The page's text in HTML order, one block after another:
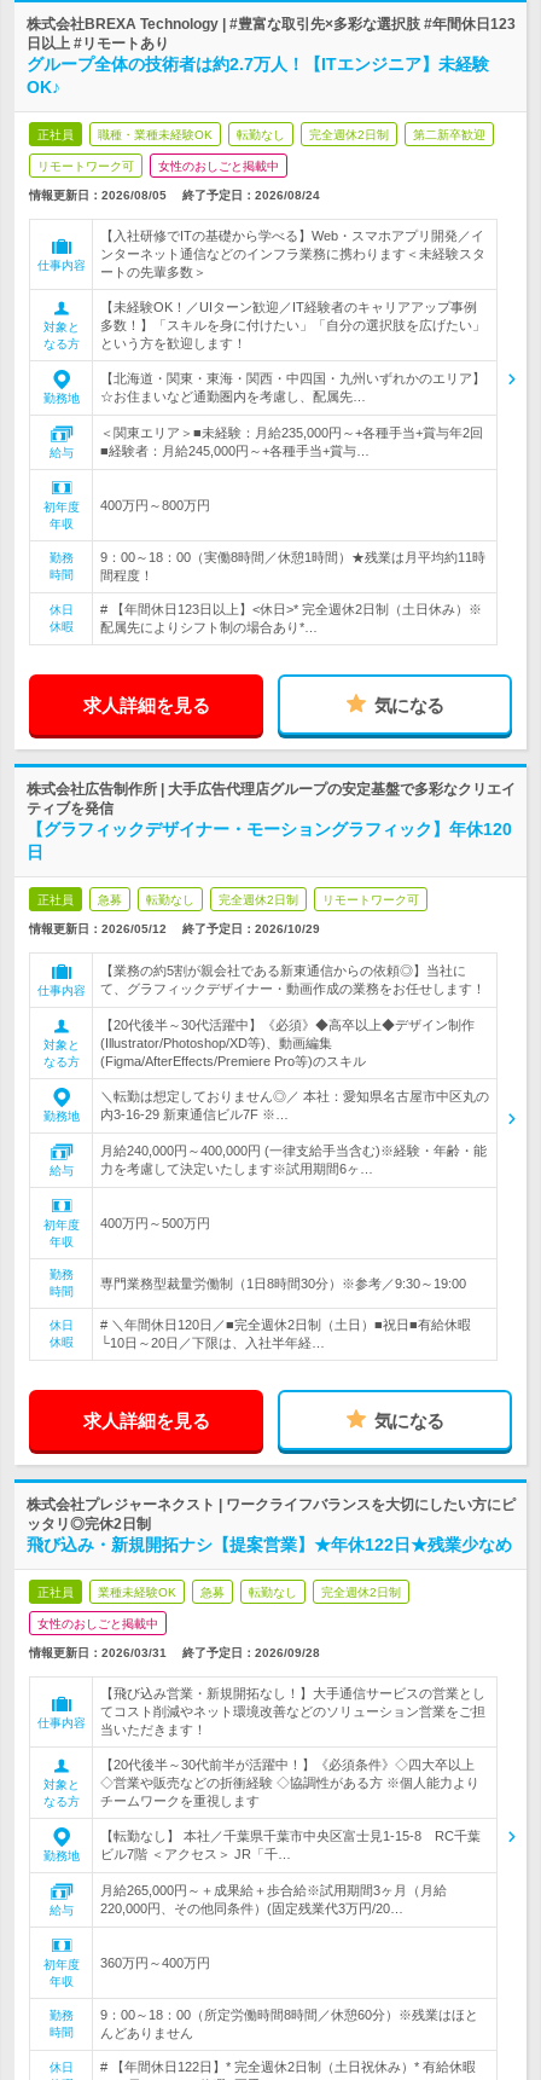
株式会社BREXA Technology | #豊富な取引先×多彩な選択肢 #年間休日123
日以上 #リモートあり
グループ全体の技術者は約2.7万人！【ITエンジニア】未経験
OK♪
正社員 職種・業種未経験OK 転勤なし 完全週休2日制 第二新卒歓迎
リモートワーク可 女性のおしごと掲載中
情報更新日：2026/08/05 終了予定日： 2026/08/24
仕事内容
【入社研修でITの基礎から学べる】Web・スマホアプリ開発／イ
ンターネット通信などのインフラ業務に携わります＜未経験スタ
ートの先輩多数＞
対象と
なる方
【未経験OK！／UIターン歓迎／IT経験者のキャリアアップ事例
多数！】「スキルを身に付けたい」「自分の選択肢を広げたい」
という方を歓迎します！
勤務地
【北海道・関東・東海・関西・中四国・九州いずれかのエリア】
☆お住まいなど通勤圏内を考慮し、配属先…
給与
＜関東エリア＞■未経験：月給235,000円～+各種手当+賞与年2回
■経験者：月給245,000円～+各種手当+賞与…
初年度
年収
400万円～800万円
勤務
時間
9：00～18：00（実働8時間／休憩1時間）★残業は月平均約11時
間程度！
休日
休暇
# 【年間休日123日以上】<休日>* 完全週休2日制（土日休み）※
配属先によりシフト制の場合あり*…
求人詳細を見る 気になる
株式会社広告制作所 | 大手広告代理店グループの安定基盤で多彩なクリエイ
ティブを発信
【グラフィックデザイナー・モーショングラフィック】年休120
日
正社員 急募 転勤なし 完全週休2日制 リモートワーク可
情報更新日：2026/05/12 終了予定日： 2026/10/29
仕事内容
【業務の約5割が親会社である新東通信からの依頼◎】当社に
て、グラフィックデザイナー・動画作成の業務をお任せします！
対象と
なる方
【20代後半～30代活躍中】《必須》◆高卒以上◆デザイン制作
(Illustrator/Photoshop/XD等)、動画編集
(Figma/AfterEffects/Premiere Pro等)のスキル
勤務地
＼転勤は想定しておりません◎／ 本社：愛知県名古屋市中区丸の
内3-16-29 新東通信ビル7F ※…
給与
月給240,000円～400,000円 (一律支給手当含む)※経験・年齢・能
力を考慮して決定いたします※試用期間6ヶ…
初年度
年収
400万円～500万円
勤務
時間
専門業務型裁量労働制（1日8時間30分）※参考／9:30～19:00
休日
休暇
# ＼年間休日120日／■完全週休2日制（土日）■祝日■有給休暇
└10日～20日／下限は、入社半年経…
求人詳細を見る 気になる
株式会社プレジャーネクスト | ワークライフバランスを大切にしたい方にピ
ッタリ◎完休2日制
飛び込み・新規開拓ナシ【提案営業】★年休122日★残業少なめ
正社員 業種未経験OK 急募 転勤なし 完全週休2日制
女性のおしごと掲載中
情報更新日：2026/03/31 終了予定日： 2026/09/28
仕事内容
【飛び込み営業・新規開拓なし！】大手通信サービスの営業とし
てコスト削減やネット環境改善などのソリューション営業をご担
当いただきます！
対象と
なる方
【20代後半～30代前半が活躍中！】《必須条件》◇四大卒以上
◇営業や販売などの折衝経験 ◇協調性がある方 ※個人能力より
チームワークを重視します
勤務地
【転勤なし】 本社／千葉県千葉市中央区富士見1-15-8 RC千葉
ビル7階 ＜アクセス＞ JR「千…
給与
月給265,000円～＋成果給＋歩合給※試用期間3ヶ月（月給
220,000円、その他同条件）(固定残業代3万円/20…
初年度
年収
360万円～400万円
勤務
時間
9：00～18：00（所定労働時間8時間／休憩60分）※残業はほと
んどありません
休日
# 【年間休日122日】* 完全週休2日制（土日祝休み）* 有給休暇